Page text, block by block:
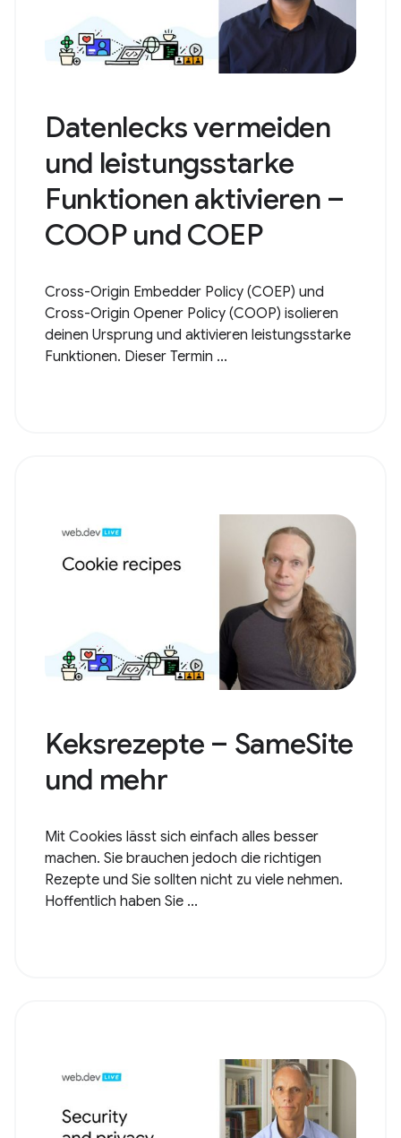
Datenlecks vermeiden
und leistungsstarke
Funktionen aktivieren –
COOP und COEP
Cross-Origin Embedder Policy (COEP) und
Cross-Origin Opener Policy (COOP) isolieren
deinen Ursprung und aktivieren leistungsstarke
Funktionen. Dieser Termin ...
Keksrezepte – SameSite
und mehr
Mit Cookies lässt sich einfach alles besser
machen. Sie brauchen jedoch die richtigen
Rezepte und Sie sollten nicht zu viele nehmen.
Hoffentlich haben Sie ...